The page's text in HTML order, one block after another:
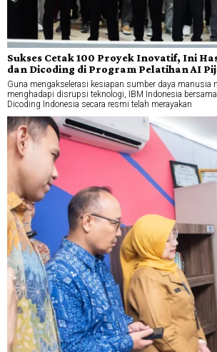
Sukses Cetak 100 Proyek Inovatif, Ini
dan Dicoding di Program Pelatihan AI
Guna mengakselerasi kesiapan sumber daya manusia
menghadapi disrupsi teknologi, IBM Indonesia
Dicoding Indonesia secara resmi telah merayakan